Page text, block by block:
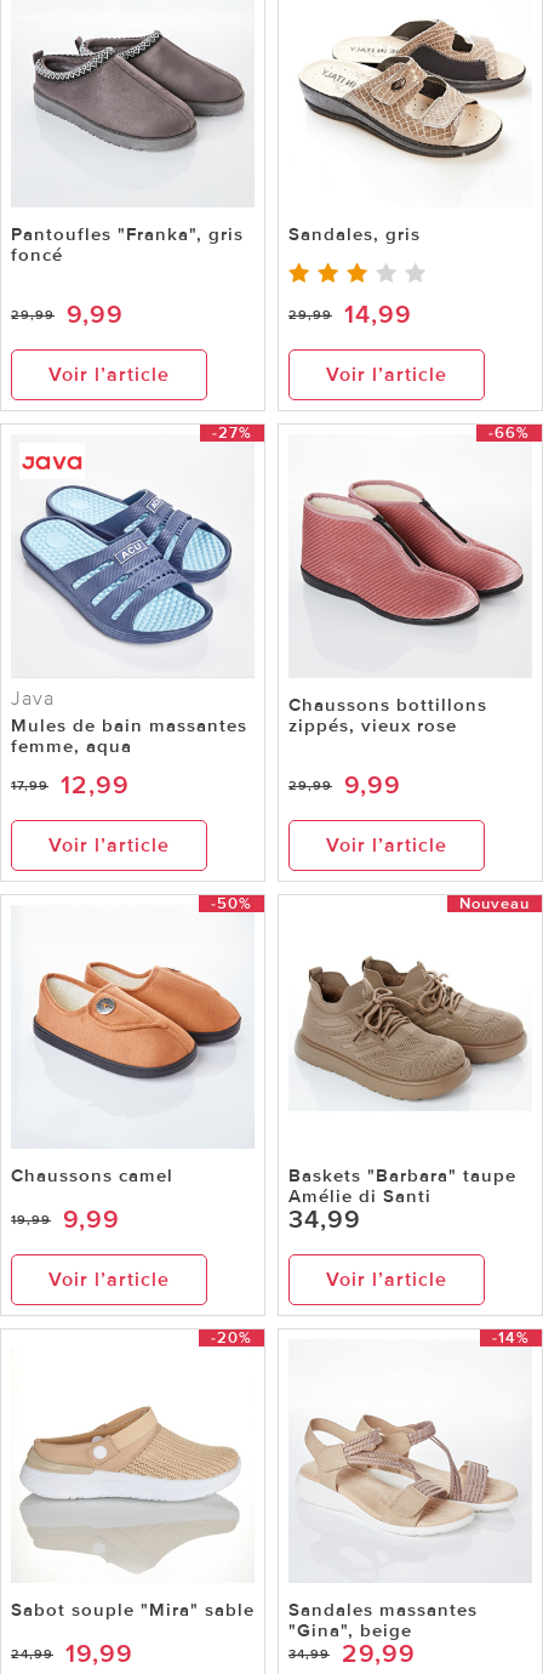
Pantoufles "Franka", gris
foncé
29,99 9,99
Voir l’article
Sandales, gris
29,99 14,99
Voir l’article
-27%
Java
Mules de bain massantes
femme, aqua
17,99 12,99
Voir l’article
-66%
Chaussons bottillons
zippés, vieux rose
29,99 9,99
Voir l’article
-50%
Chaussons camel
19,99 9,99
Voir l’article
Nouveau
Baskets "Barbara" taupe
Amélie di Santi
34,99
Voir l’article
-20%
Sabot souple "Mira" sable
24,99 19,99
-14%
Sandales massantes
"Gina", beige
34,99 29,99